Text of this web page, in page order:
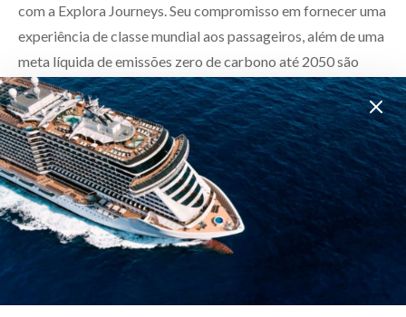
com a Explora Journeys. Seu compromisso em fornecer uma
experiência de classe mundial aos passageiros, além de uma
meta líquida de emissões zero de carbono até 2050 são
fundamentais para manter o Porto de Miami na vanguarda
da indústria de cruzeiros.”
Para acompanhar todas as novidades da Explora Journeys,
acompanhe ositeda companhia.
CURTIR